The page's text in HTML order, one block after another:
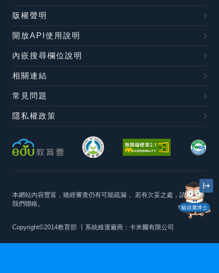
貓頭鷹博士
版權聲明
開放API使用說明
內嵌搜尋欄位說明
相關連結
常見問題
隱私權政策
本網站內容豐富，雖經審查仍有可能疏漏， 若有欠妥之處，請隨時與
我們聯絡。
Copyright©2014教育部 丨系統維運廠商：卡米爾有限公司